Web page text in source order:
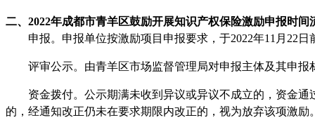
二、 2022年成都市青羊区鼓励开展知识产权保险激励申报时间
申报。 申报单位按激励项目申报要求，于2022年11月22
评审公示。由青羊区市场监督管理局对申报主体及其申报
资金拨付。公示期满未收到异议或异议不成立的，资金通
的，经通知改正仍未在要求期限内改正的，视为放弃该项激励